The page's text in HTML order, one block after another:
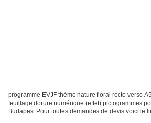
programme EVJF thème nature floral recto verso
feuillage dorure numérique (effet) pictogrammes
Budapest Pour toutes demandes de devis voici le lien vers notre formulaire